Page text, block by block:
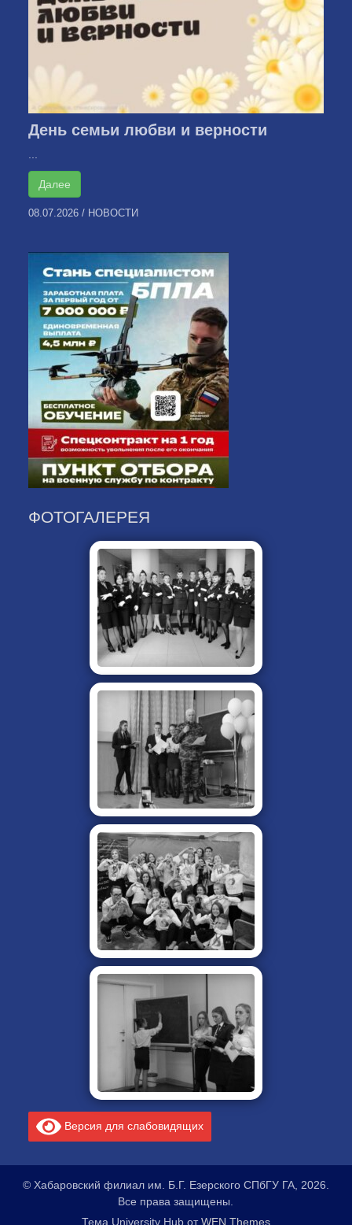
День семьи любви и верности
Далее
08.07.2026 / НОВОСТИ
ФОТОГАЛЕРЕЯ
Версия для слабовидящих
© Хабаровский филиал им. Б.Г. Езерского СПбГУ ГА, 2026.
Все права защищены.
Тема University Hub отWEN Themes